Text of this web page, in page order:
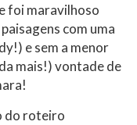
foi maravilhoso
com uma
e sem a menor
mais!) vontade de
do roteiro